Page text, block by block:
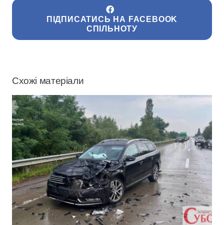
ПІДПИСАТИСЬ НА FACEBOOK
СПІЛЬНОТУ
Схожі матеріали